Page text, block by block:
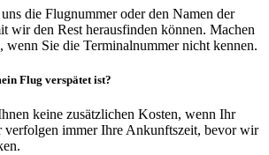
die Flugnummer oder den Namen der
wir den Rest herausfinden können. Machen
wenn Sie die Terminalnummer nicht kennen.
Flug verspätet ist?
keine zusätzlichen Kosten, wenn Ihr
verfolgen immer Ihre Ankunftszeit, bevor wir